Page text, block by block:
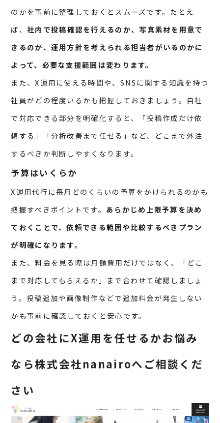
のかを事前に整理しておくとスムーズです。たとえ
ば、 社内で投稿確認を行えるのか、写真素材を用意で
きるのか、運用方針を考えられる担当者がいるのかに
よって、必要な支援範囲は変わります。
また、X運用に使える時間や、SNSに関する知識を持つ
社員がどの程度いるかも把握しておきましょう。自社
で対応できる部分を明確化すると、「投稿作成だけ依
頼する」「分析改善まで任せる」など、どこまで外注
するべきか判断しやすくなります。
予算はいくらか
X運用代行に毎月どのくらいの予算をかけられるのかも
把握すべきポイントです。 あらかじめ上限予算を決め
ておくことで、依頼できる範囲や比較するべきプラン
が明確になります。
また、料金を見る際は月額費用だけではなく、「どこ
まで対応してもらえるか」まで合わせて確認しましょ
う。投稿追加や画像制作などで追加料金が発生しない
かも事前に確認しておくと安心です。
どの会社にX運用を任せるかお悩み
なら株式会社nanairoへご相談くだ
さい